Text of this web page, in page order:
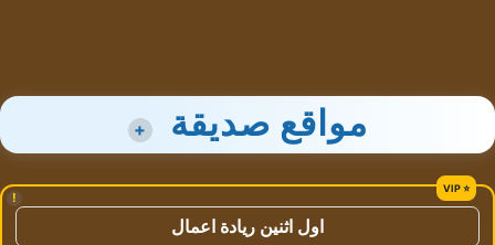
مواقع صديقة +
!
اول اثنين ريادة اعمال